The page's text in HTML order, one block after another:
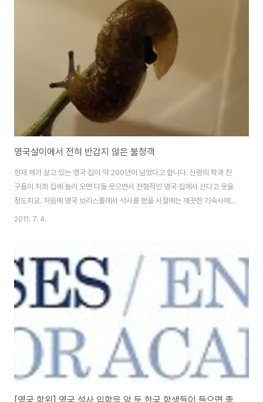
루가 멀다하고 매일 캔터베리 테스코 매장을 갔었거든요. 아직은 제가 사는 캔
터베리까지는 한국음식이 들어오진 않았지만, 이런 뉴스가 너무 기뻐요. 어쩌
면 이 곳 캔터베리에도 들어오지 않을까..라는 그런 기대감에서요. 런던 뉴몰든
영국살이에서 전혀 반갑지 않은 불청객
현재 제가 살고 있는 영국 집이 약 200년이 넘었다고 합니다. 신랑의 학과 친
구들이 저희 집에 놀러 오면 다들 웃으면서 전형적인 영국 집에서 산다고 웃을
정도지요. 처음에 영국 브리스톨에서 석사를 했을 시절에는 깨끗한 기숙사에서
살았기 때문에 생활하기에 참 쾌적했어요. 그런데, 여기 캔터베리의 오래된 집
래서 전 영국은 모기와 벌레들이 없는 곳 인 줄로만 착각한 적이 있었지요. 특히
모기를 한번도 본 적이 없어 얼마나 좋았는지 몰라요. 그런데 캔터베리에 오니,
왜 이리 모기, 파리, 벌레들이 많은가요? 특히 정원에 나무와 숲이 있는 집은 모
기, 벌레들..
2011. 7. 4.